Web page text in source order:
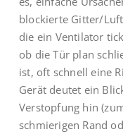
blockierte Gitter/
die ein Ventilator
ob die Tür plan
ist, oft schnell eine
Gerät deutet ein
Verstopfung hin
schmierigen Rand